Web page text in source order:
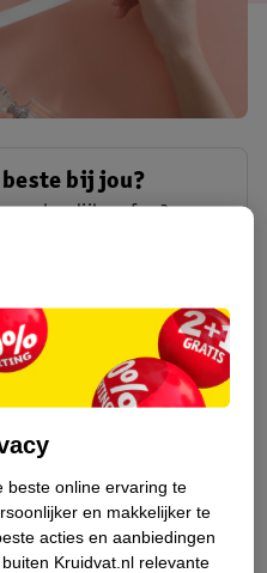
bij jou?
een heerlijk parfum? e
parfum past bij mij?” En
hij gedragen wordt? Waar
je deze?
je wimpers langer en voller
en tricks voor lange
je deze?
beste online ervaring te
en makkelijker te
acties en aanbiedingen
Kruidvat.nl relevante